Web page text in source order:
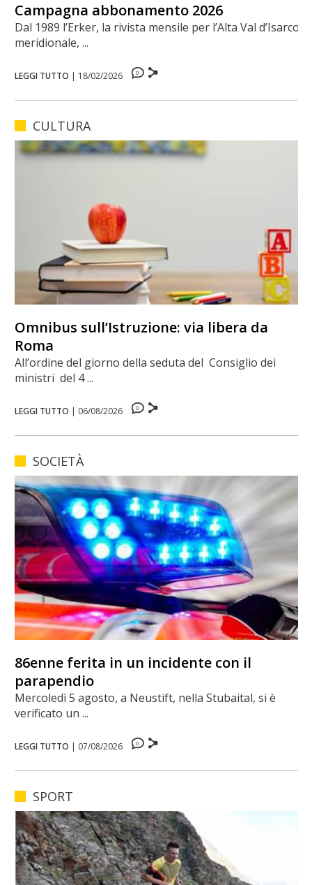
Campagna abbonamento 2026
Dal 1989 l’Erker, la rivista mensile per l’Alta Val d’Isarco
meridionale, ...
LEGGI TUTTO | 18/02/2026 0
CULTURA
Omnibus sull’Istruzione: via libera da
Roma
All’ordine del giorno della seduta del Consiglio dei
ministri del 4 ...
LEGGI TUTTO | 06/08/2026 0
SOCIETÀ
86enne ferita in un incidente con il
parapendio
Mercoledì 5 agosto, a Neustift, nella Stubaital, si è
verificato un ...
LEGGI TUTTO | 07/08/2026 0
SPORT